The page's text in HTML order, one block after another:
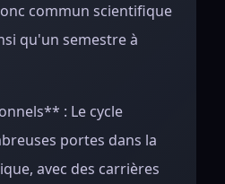
commun scientifique
qu'un semestre à
: Le cycle
portes dans la
avec des carrières